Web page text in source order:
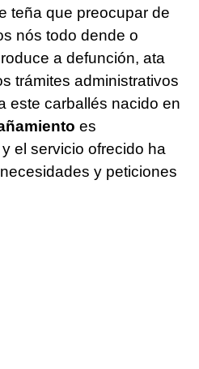
teña que preocupar de
nós todo dende o
a defunción, ata
trámites administrativos
este carballés nacido en
es
el servicio ofrecido ha
y peticiones